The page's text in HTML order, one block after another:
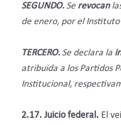
SEGUNDO.Se revocan
de enero, por el
TERCERO.Se declara la
atribuida a los Partidos
Institucional,
2.17. Juicio federal. El